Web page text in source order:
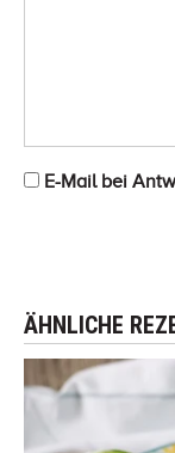
E-Mail bei
ÄHNLICHE